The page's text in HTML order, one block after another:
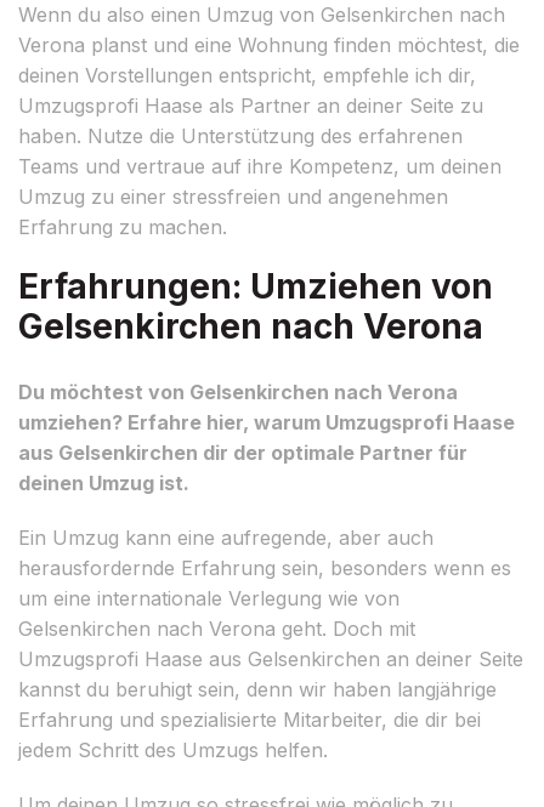
Wenn du also einen Umzug von Gelsenkirchen nach
Verona planst und eine Wohnung finden möchtest, die
deinen Vorstellungen entspricht, empfehle ich dir,
Umzugsprofi Haase als Partner an deiner Seite zu
haben. Nutze die Unterstützung des erfahrenen
Teams und vertraue auf ihre Kompetenz, um deinen
Umzug zu einer stressfreien und angenehmen
Erfahrung zu machen.
Erfahrungen: Umziehen von
Gelsenkirchen nach Verona
Du möchtest von Gelsenkirchen nach Verona
umziehen? Erfahre hier, warum Umzugsprofi Haase
aus Gelsenkirchen dir der optimale Partner für
deinen Umzug ist.
Ein Umzug kann eine aufregende, aber auch
herausfordernde Erfahrung sein, besonders wenn es
um eine internationale Verlegung wie von
Gelsenkirchen nach Verona geht. Doch mit
Umzugsprofi Haase aus Gelsenkirchen an deiner Seite
kannst du beruhigt sein, denn wir haben langjährige
Erfahrung und spezialisierte Mitarbeiter, die dir bei
jedem Schritt des Umzugs helfen.